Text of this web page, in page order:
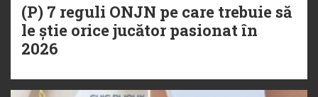
(P) 7 reguli ONJN pe care trebuie să
le știe orice jucător pasionat în
2026